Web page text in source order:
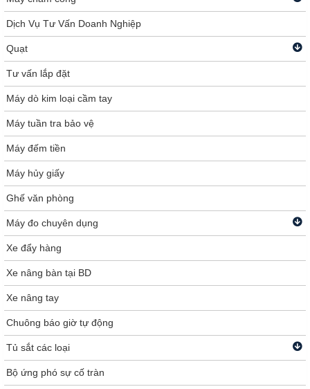
Dịch Vụ Tư Vấn Doanh Nghiệp
Quạt
Tư vấn lắp đặt
Máy dò kim loại cầm tay
Máy tuần tra bảo vệ
Máy đếm tiền
Máy hủy giấy
Ghế văn phòng
Máy đo chuyên dụng
Xe đẩy hàng
Xe nâng bàn tại BD
Xe nâng tay
Chuông báo giờ tự động
Tủ sắt các loại
Bộ ứng phó sự cố tràn